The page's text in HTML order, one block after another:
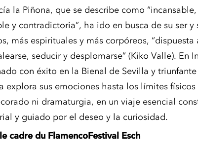
la Piñona, que se describe como
y contradictoria”, ha ido en busca de su ser y
más espirituales y más corpóreos, “dispuesta
seducir y desplomarse” (Kiko Valle). En
con éxito en la Bienal de Sevilla y
explora sus emociones hasta los límites
ni dramaturgia, en un viaje esencial
y guiado por el deseo y la curiosidad.
cadre du FlamencoFestival Esch